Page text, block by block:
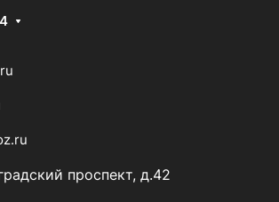
проспект, д.42